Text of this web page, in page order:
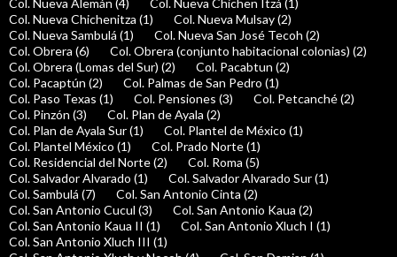
Col. Nueva Alemán (4)
Col. Nueva Chichen Itzá (1)
Col. Nueva Chichenitza (1)
Col. Nueva Mulsay (2)
Col. Nueva Sambulá (1)
Col. Nueva San José Tecoh (2)
Col. Obrera (6)
Col. Obrera (conjunto habitacional colonias) (2)
Col. Obrera (Lomas del Sur) (2)
Col. Pacabtun (2)
Col. Pacaptún (2)
Col. Palmas de San Pedro (1)
Col. Paso Texas (1)
Col. Pensiones (3)
Col. Petcanché (2)
Col. Pinzón (3)
Col. Plan de Ayala (2)
Col. Plan de Ayala Sur (1)
Col. Plantel de México (1)
Col. Plantel México (1)
Col. Prado Norte (1)
Col. Residencial del Norte (2)
Col. Roma (5)
Col. Salvador Alvarado (1)
Col. Salvador Alvarado Sur (1)
Col. Sambulá (7)
Col. San Antonio Cinta (2)
Col. San Antonio Cucul (3)
Col. San Antonio Kaua (2)
Col. San Antonio Kaua II (1)
Col. San Antonio Xluch I (1)
Col. San Antonio Xluch III (1)